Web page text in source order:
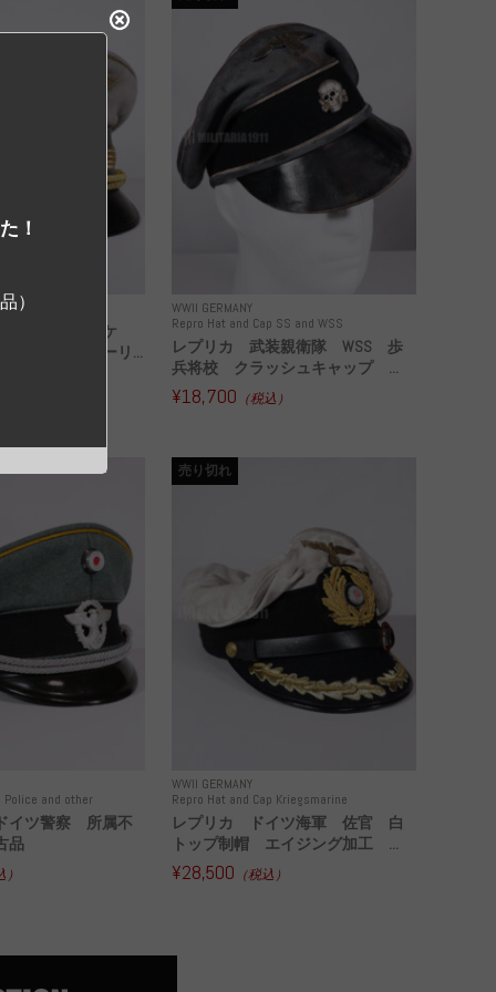
Uniforms WH
エル・ヤンケ
ルマン・ゲーリ...
WWII GERMANY
Repro Hat and Cap SS and WSS
レプリカ 武装親衛隊 WSS 歩
兵将校 クラッシュキャップ ...
¥18,700 （税込）
Police and other
イツ警察 所属不
品
WWII GERMANY
Repro Hat and Cap Kriegsmarine
売り切れ
レプリカ ドイツ海軍 佐官 白
トップ制帽 エイジング加工 ...
¥28,500 （税込）
！
）